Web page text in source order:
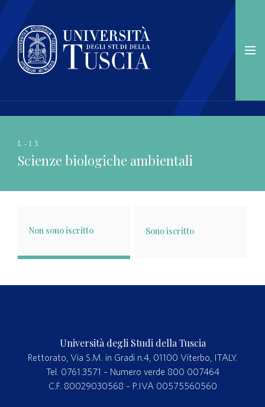
L-13
Scienze biologiche ambientali
Non sono iscritto Sono iscritto
Università degli Studi della Tuscia
Rettorato, Via S.M. in Gradi n.4, 01100 Viterbo, ITALY.
Tel. 0761.3571 – Numero verde 800 007464
C.F. 80029030568 – P.IVA 00575560560